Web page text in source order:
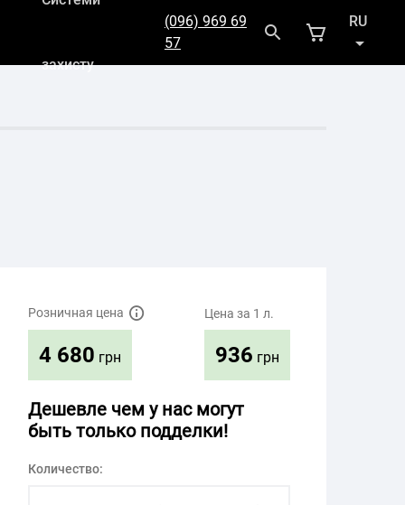
захисту
(096) 969 69
57
RU
UK
Розничная цена
4 680 грн
Цена за 1 л.
936 грн
Дешевле чем у нас могут
быть только подделки!
Количество: